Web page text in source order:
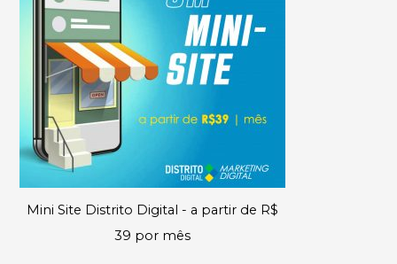
Mini Site Distrito Digital - a partir de R$
39 por mês